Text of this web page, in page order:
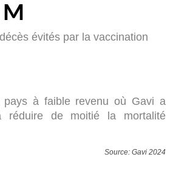
M
évités par la vaccination
pays à faible revenu où Gavi a
réduire de moitié la mortalité
Source: Gavi 2024